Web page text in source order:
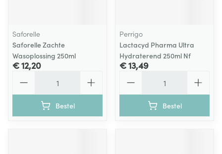
Saforelle
Saforelle Zachte
Wasoplossing 250ml
€ 12,20
Bestel
Perrigo
Lactacyd Pharma Ultra
Hydraterend 250ml Nf
€ 13,49
Bestel